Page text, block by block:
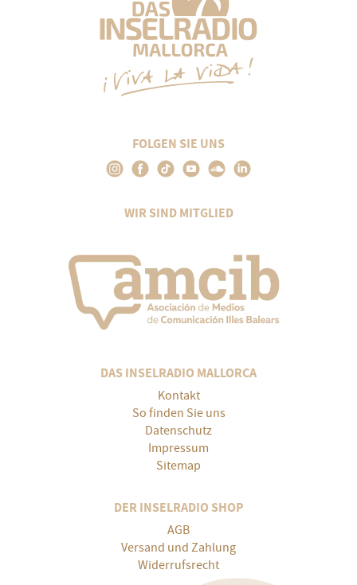
FOLGEN SIE UNS
WIR SIND MITGLIED
DAS INSELRADIO MALLORCA
Kontakt
So finden Sie uns
Datenschutz
Impressum
Sitemap
DER INSELRADIO SHOP
AGB
Versand und Zahlung
Widerrufsrecht